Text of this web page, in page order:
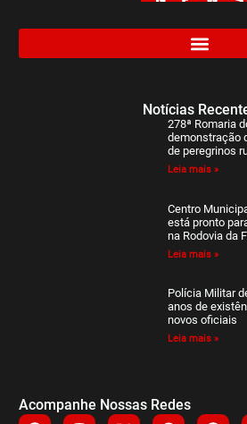
Notícias
278ª Romaria
demonstração
de peregrinos
Leia mais »
Centro
está pronto
na Rodovia da
Leia mais »
Polícia Militar
anos de
novos oficiais
Leia mais »
Acompanhe Nossas Redes